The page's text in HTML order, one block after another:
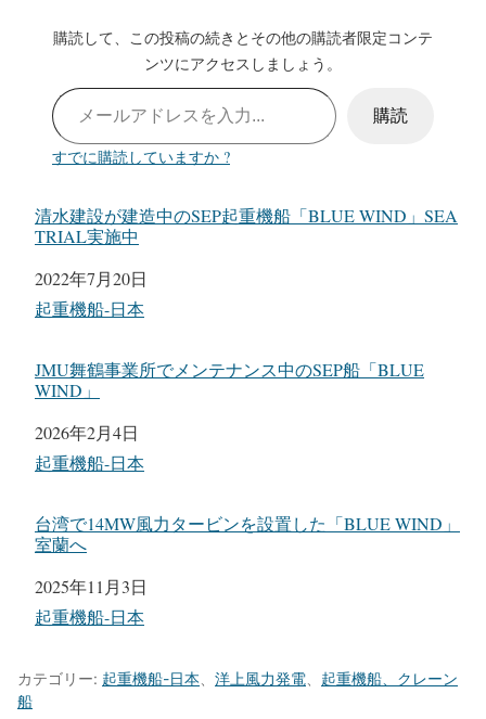
購読して、この投稿の続きとその他の購読者限定コンテ
ンツにアクセスしましょう。
メールアドレスを入力…
購読
すでに購読していますか ?
清水建設が建造中のSEP起重機船「BLUE WIND」SEA
TRIAL実施中
日付
2022年7月20日
関連理由
起重機船-日本
JMU舞鶴事業所でメンテナンス中のSEP船「BLUE
WIND」
日付
2026年2月4日
関連理由
起重機船-日本
台湾で14MW風力タービンを設置した「BLUE WIND」
室蘭へ
日付
2025年11月3日
関連理由
起重機船-日本
カテゴリー: 起重機船-日本 洋上風力発電
起重機船、クレーン
船